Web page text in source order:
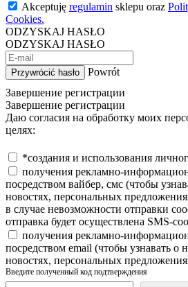
Akceptuję regulamin sklepu oraz
Cookies.
ODZYSKAJ HASŁO
ODZYSKAJ HASŁO
Przywrócić hasło
Powrót
Завершение регистрации
Завершение регистрации
Даю согласия на обработку моих
целях:
*создания и использования
получения рекламно-
посредством вайбер, смс (чтобы
новостях, персональных
в случае невозможности отправки
отправка будет осуществлена SMS-
получения рекламно-
посредством email (чтобы узнавать о
новостях, персональных
Введите полученный код подтверждения